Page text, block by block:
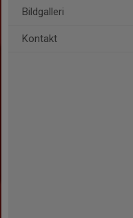
Bildgalleri
Kontakt